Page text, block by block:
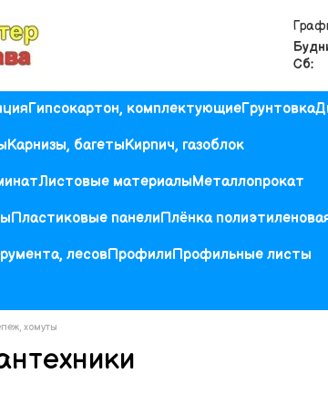
Сб:
Гипсокартон, комплектующиеГрунтовка
Карнизы, багетыКирпич, газоблок
Листовые материалыМеталлопрокат
Пластиковые панелиПлёнка
лесовПрофилиПрофильные листы
хомуты